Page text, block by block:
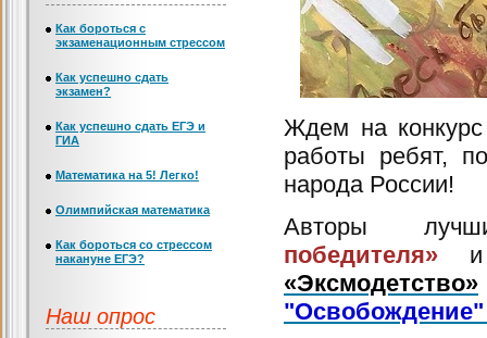
Ждем на
работы ребят,
народа России!
Авторы
победителя»
«Эксмодетство»
Как бороться с
экзаменационным стрессом
Как успешно сдать
экзамен?
Как успешно сдать ЕГЭ и
ГИА
Математика на 5! Легко!
Олимпийская математика
Как бороться со стрессом
накануне ЕГЭ?
Наш опрос